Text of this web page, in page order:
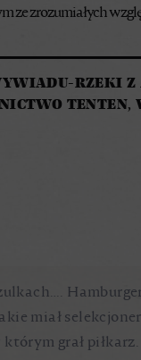
ze zrozumiałych
RZEKI Z
TENTEN,
miał
grał